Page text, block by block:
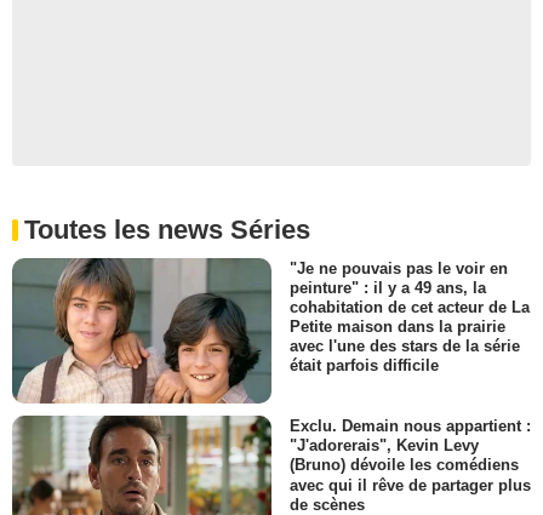
Toutes les news Séries
"Je ne pouvais pas le voir en
peinture" : il y a 49 ans, la
cohabitation de cet acteur de La
Petite maison dans la prairie
avec l'une des stars de la série
était parfois difficile
Exclu. Demain nous appartient :
"J'adorerais", Kevin Levy
(Bruno) dévoile les comédiens
avec qui il rêve de partager plus
de scènes